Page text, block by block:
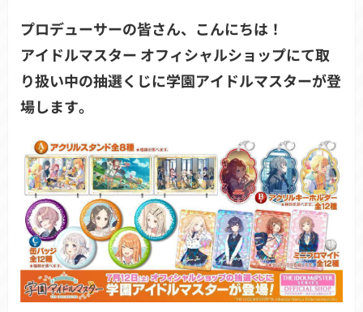
プロデューサーの皆さん、こんにちは！
アイドルマスター オフィシャルショップにて取
り扱い中の抽選くじに学園アイドルマスターが登
場します。